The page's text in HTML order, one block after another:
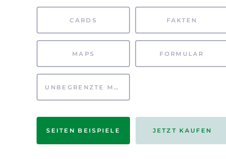
CARDS FAKTEN
MAPS FORMULAR
UNBEGRENZTE MÖGLICHKEITEN
SEITEN BEISPIELE JETZT KAUFEN